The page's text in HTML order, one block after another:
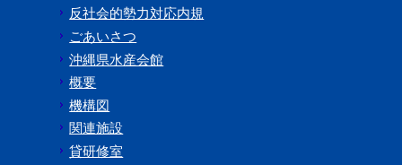
反社会的勢力対応内規
ごあいさつ
沖縄県水産会館
概要
機構図
関連施設
貸研修室